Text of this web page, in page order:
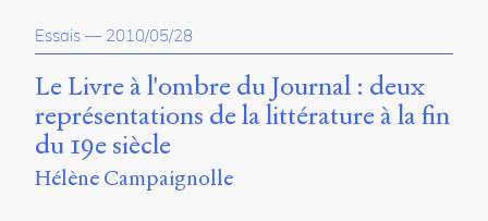
Essais — 2010/05/28
Le Livre à l'ombre du Journal : deux
représentations de la littérature à la fin
du 19e siècle
Hélène Campaignolle